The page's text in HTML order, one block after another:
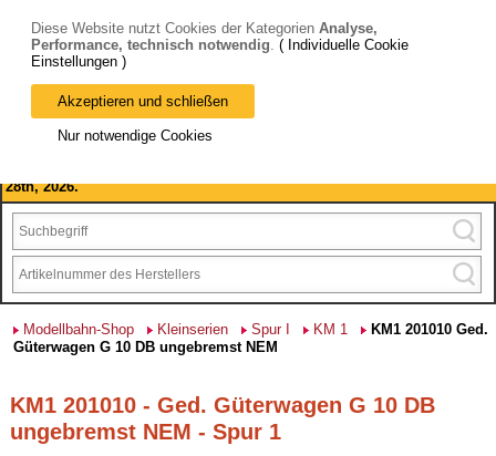
Bitte beachten Sie: wir machen Betriebsferien, vom 03. bis 28.
August 2026 haben wir geschlossen.
28th, 2026.
Modellbahn-Shop Kleinserien Spur I KM 1
KM1 201010 Ged.
Güterwagen G 10 DB ungebremst NEM
KM1 201010 - Ged. Güterwagen G 10 DB
ungebremst NEM - Spur 1
Diese Website nutzt Cookies der Kategorien Analyse,
Performance, technisch notwendig. ( Individuelle Cookie
Einstellungen )
Akzeptieren und schließen
Nur notwendige Cookies